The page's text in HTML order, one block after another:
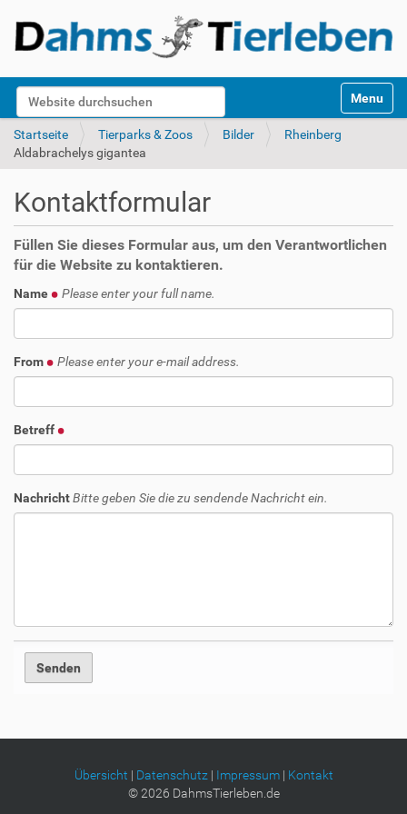
Website durchsuchen
k
Toggle
Startseite Tierparks & Zoos Bilder
Rheinberg
Aldabrachelys gigantea
Kontaktformular
Füllen Sie dieses Formular aus, um den Verantwortlichen
für die Website zu kontaktieren.
Name Please enter your full name.
From Please enter your e-mail address.
Betreff
NachrichtBitte geben Sie die zu sendende Nachricht ein.
Übersicht | Datenschutz| Impressum| Kontakt
©2026 DahmsTierleben.de